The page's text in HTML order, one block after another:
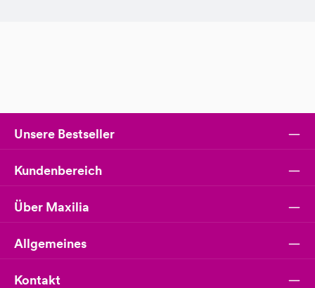
Unsere Bestseller
Kundenbereich
Über Maxilia
Allgemeines
Kontakt